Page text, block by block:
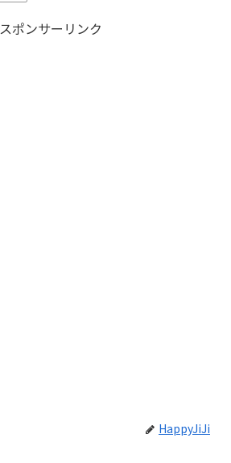
スポンサーリンク
HappyJiJi